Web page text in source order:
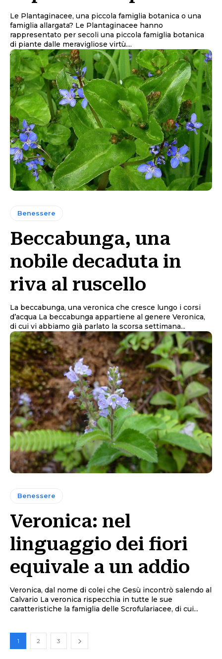
Le Plantaginacee, una piccola famiglia botanica o una
famiglia allargata? Le Plantaginacee hanno
rappresentato per secoli una piccola famiglia botanica
di piante dalle meravigliose virtù....
Benessere
Beccabunga, una
nobile decaduta in
riva al ruscello
La beccabunga, una veronica che cresce lungo i corsi
d’acqua La beccabunga appartiene al genere Veronica,
di cui vi abbiamo già parlato la scorsa settimana...
Benessere
Veronica: nel
linguaggio dei fiori
equivale a un addio
Veronica, dal nome di colei che Gesù incontrò salendo al
Calvario La veronica rispecchia in tutte le sue
caratteristiche la famiglia delle Scrofulariacee, di cui...
1 2 3